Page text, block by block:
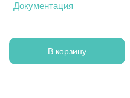
Документация
В корзину